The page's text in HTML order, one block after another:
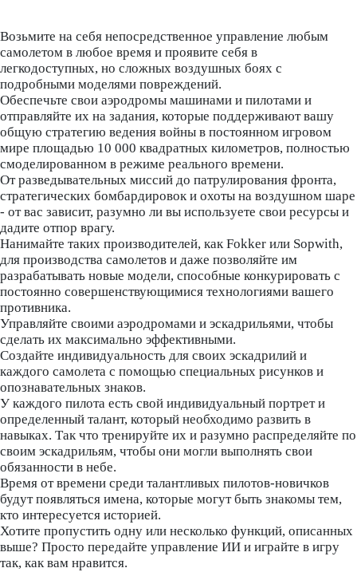
Возьмите на себя непосредственное управление любым
самолетом в любое время и проявите себя в
легкодоступных, но сложных воздушных боях с
подробными моделями повреждений.
Обеспечьте свои аэродромы машинами и пилотами и
отправляйте их на задания, которые поддерживают вашу
общую стратегию ведения войны в постоянном игровом
мире площадью 10 000 квадратных километров, полностью
смоделированном в режиме реального времени.
От разведывательных миссий до патрулирования фронта,
стратегических бомбардировок и охоты на воздушном шаре
- от вас зависит, разумно ли вы используете свои ресурсы и
дадите отпор врагу.
Нанимайте таких производителей, как Fokker или Sopwith,
для производства самолетов и даже позволяйте им
разрабатывать новые модели, способные конкурировать с
постоянно совершенствующимися технологиями вашего
противника.
Управляйте своими аэродромами и эскадрильями, чтобы
сделать их максимально эффективными.
Создайте индивидуальность для своих эскадрилий и
каждого самолета с помощью специальных рисунков и
опознавательных знаков.
У каждого пилота есть свой индивидуальный портрет и
определенный талант, который необходимо развить в
навыках. Так что тренируйте их и разумно распределяйте по
своим эскадрильям, чтобы они могли выполнять свои
обязанности в небе.
Время от времени среди талантливых пилотов-новичков
будут появляться имена, которые могут быть знакомы тем,
кто интересуется историей.
Хотите пропустить одну или несколько функций, описанных
выше? Просто передайте управление ИИ и играйте в игру
так, как вам нравится.